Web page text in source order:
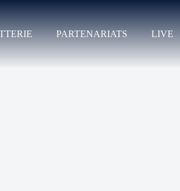
PARTENARIATS LIVE